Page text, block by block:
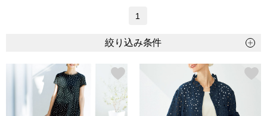
アクセサリー
ン雑貨
ポロシャツ
シャツ
トレーナー／
1
絞り込み条件